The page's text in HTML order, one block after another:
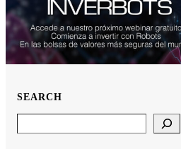
SEARCH